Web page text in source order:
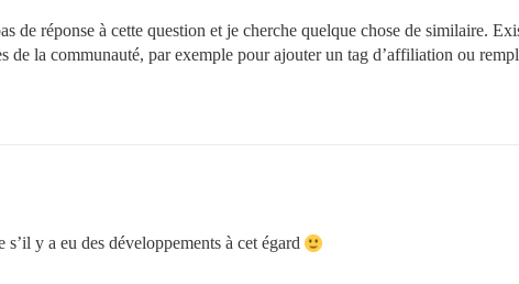
de réponse à cette question et je cherche quelque chose de similaire.
de la communauté, par exemple pour ajouter un tag d’affiliation ou
s’il y a eu des développements à cet égard